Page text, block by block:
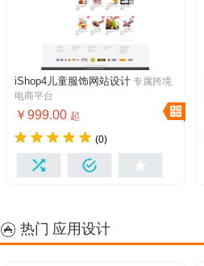
免费体验
1年免费服务器
多种设计免费换
多版本
iShop4儿童服饰网站设计 专属跨境
电商平台
￥999.00 起
(0)
热门 应用设计